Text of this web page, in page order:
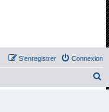
Connexion
S’enregistrer